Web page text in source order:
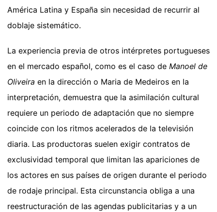
América Latina y España sin necesidad de recurrir al
doblaje sistemático.
La experiencia previa de otros intérpretes portugueses
en el mercado español, como es el caso de Manoel de
Oliveira en la dirección o Maria de Medeiros en la
interpretación, demuestra que la asimilación cultural
requiere un periodo de adaptación que no siempre
coincide con los ritmos acelerados de la televisión
diaria. Las productoras suelen exigir contratos de
exclusividad temporal que limitan las apariciones de
los actores en sus países de origen durante el periodo
de rodaje principal. Esta circunstancia obliga a una
reestructuración de las agendas publicitarias y a un